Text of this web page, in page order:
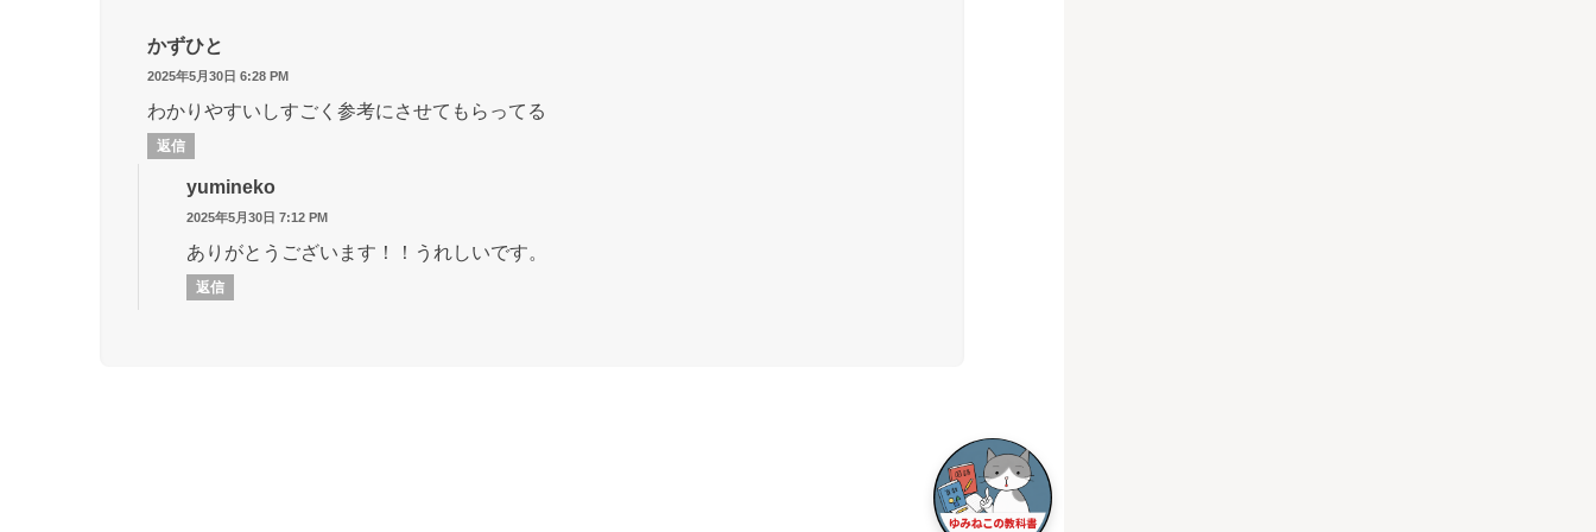
かずひと
2025年5月30日 6:28 PM
わかりやすいしすごく参考にさせてもらってる
返信
yumineko
2025年5月30日 7:12 PM
ありがとうございます！！うれしいです。
返信